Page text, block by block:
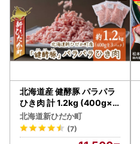
北海道産 健酵豚 パラパラ
ひき肉 計 1.2kg (400g×3
パック)
北海道新ひだか町
(7)